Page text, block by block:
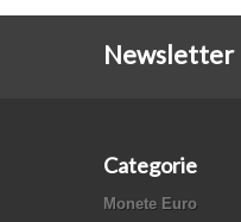
Newsletter
Categorie
Monete Euro